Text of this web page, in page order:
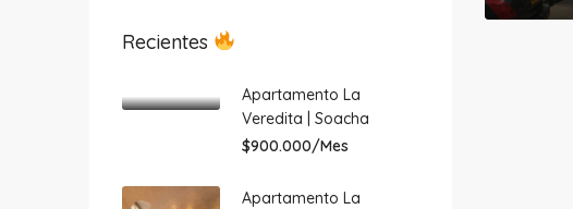
Recientes
Apartamento La
Veredita | Soacha
$900.000/Mes
Apartamento La